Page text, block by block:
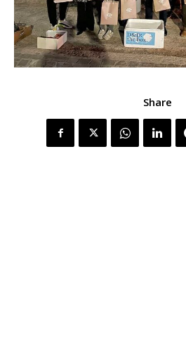
Share